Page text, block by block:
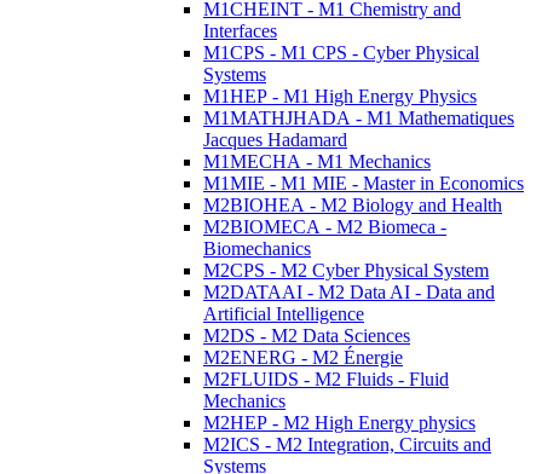
M1CHEINT - M1 Chemistry and
Interfaces
M1CPS - M1 CPS - Cyber Physical
Systems
M1HEP - M1 High Energy Physics
M1MATHJHADA - M1 Mathematiques
Jacques Hadamard
M1MECHA - M1 Mechanics
M1MIE - M1 MIE - Master in Economics
M2BIOHEA - M2 Biology and Health
M2BIOMECA - M2 Biomeca -
Biomechanics
M2CPS - M2 Cyber Physical System
M2DATAAI - M2 Data AI - Data and
Artificial Intelligence
M2DS - M2 Data Sciences
M2ENERG - M2 Énergie
M2FLUIDS - M2 Fluids - Fluid
Mechanics
M2HEP - M2 High Energy physics
M2ICS - M2 Integration, Circuits and
Systems